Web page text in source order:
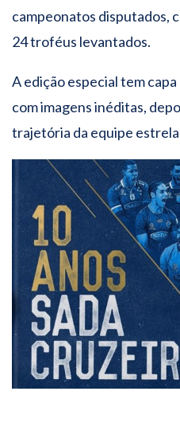
campeonatos disputados,
24 troféus levantados.
A edição especial tem
com imagens inéditas,
trajetória da equipe